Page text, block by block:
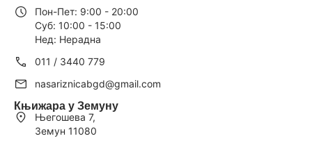
Пон-Пет: 9:00 - 20:00
Суб: 10:00 - 15:00
Нед: Нерадна
011 / 3440 779
nasariznicabgd@gmail.com
Књижара у Земуну
Његошева 7,
Земун 11080